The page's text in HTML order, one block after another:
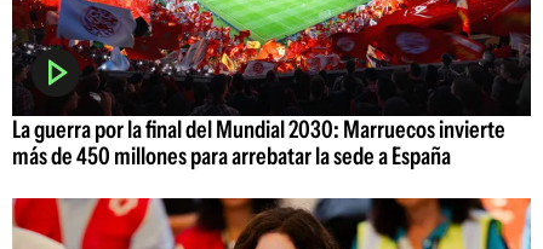
La guerra por la final del Mundial 2030: Marruecos invierte
más de 450 millones para arrebatar la sede a España